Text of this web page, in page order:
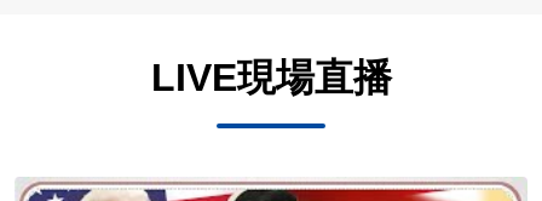
LIVE現場直播